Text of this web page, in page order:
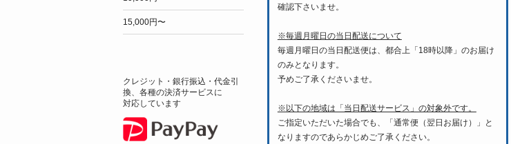
確認下さいませ。
※毎週月曜日の当日配送について
毎週月曜日の当日配送便は、都合上「18時以降」のお届け
のみとなります。
予めご了承くださいませ。
※以下の地域は「当日配送サービス」の対象外です。
ご指定いただいた場合でも、「通常便（翌日お届け）」と
なりますのであらかじめご了承ください。
15,000円〜
クレジット・銀行振込・代金引
換、各種の決済サービスに
対応しています